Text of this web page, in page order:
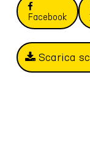
Facebook
Scarica